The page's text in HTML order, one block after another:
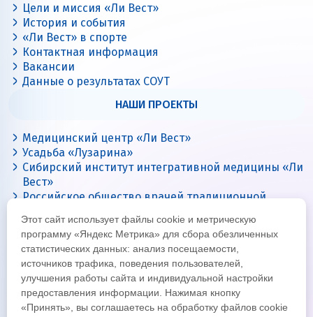
Цели и миссия «Ли Вест»
История и события
«Ли Вест» в спорте
Контактная информация
Вакансии
Данные о результатах СОУТ
НАШИ ПРОЕКТЫ
Медицинский центр «Ли Вест»
Усадьба «Лузарина»
Сибирский институт интегративной медицины «Ли
Вест»
Российское общество врачей традиционной
Цигун с Ли Вест
Этот сайт использует файлы cookie и метрическую
программу «Яндекс Метрика» для сбора обезличенных
статистических данных: анализ посещаемости,
источников трафика, поведения пользователей,
улучшения работы сайта и индивидуальной настройки
предоставления информации. Нажимая кнопку
«Принять», вы соглашаетесь на обработку файлов cookie